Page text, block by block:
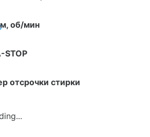
об/мин
STOP
отсрочки стирки